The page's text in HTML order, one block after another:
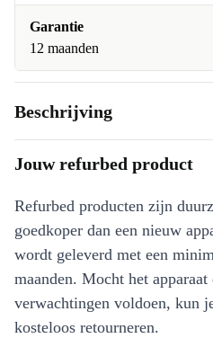
Garantie
12 maanden
Beschrijving
Jouw refurbed product
Refurbed producten zijn
goedkoper dan een nieuw
wordt geleverd met een
maanden. Mocht het
verwachtingen voldoen, kun
kosteloos retourneren.